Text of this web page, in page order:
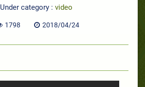
Under category : video
1798 2018/04/24